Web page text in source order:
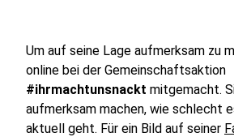
Um auf seine Lage aufmerksam zu
online bei der Gemeinschaftsaktion
#ihrmachtunsnackt mitgemacht.
aufmerksam machen, wie schlecht
aktuell geht. Für ein Bild auf seiner